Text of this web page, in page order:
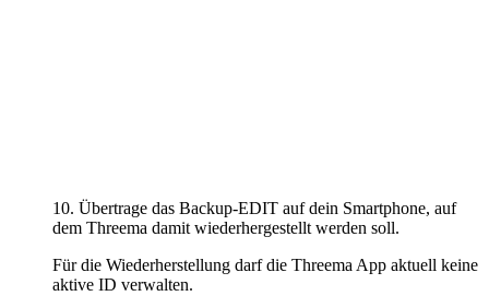
10. Übertrage das Backup-EDIT auf dein Smartphone, auf
dem Threema damit wiederhergestellt werden soll.
Für die Wiederherstellung darf die Threema App aktuell keine
aktive ID verwalten.